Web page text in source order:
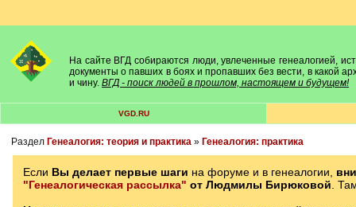
На сайте ВГД собираются люди, увлеченные генеалогией,
документы о павших в боях и пропавших без вести, в какой
и чину. ВГД - поиск людей в прошлом, настоящем и будущем!
VGD.RU
Раздел Генеалогия: теория и практика» Генеалогия: практика
Если Вы делает первые шаги на форуме и в генеалогии,
"Генеалогическая рассылка" от Людмилы Бирюковой .